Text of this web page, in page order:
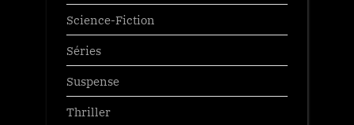
Science-Fiction
Séries
Suspense
Thriller